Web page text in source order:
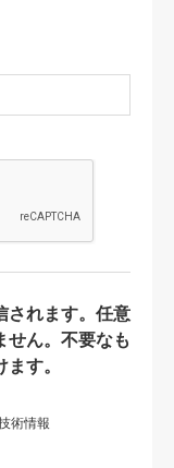
されます。任意
せん。不要なも
す。
術情報